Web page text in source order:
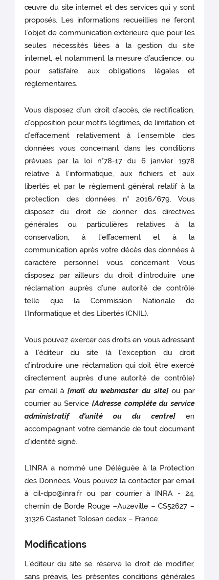
œuvre du site internet et des services qui y sont
proposés. Les informations recueillies ne feront
l’objet de communication extérieure que pour les
seules nécessités liées à la gestion du site
internet, et notamment la mesure d’audience, ou
pour satisfaire aux obligations légales et
réglementaires.
Vous disposez d’un droit d’accès, de rectification,
d’opposition pour motifs légitimes, de limitation et
d’effacement relativement à l’ensemble des
données vous concernant dans les conditions
prévues par la loi n°78-17 du 6 janvier 1978
relative à l’informatique, aux fichiers et aux
libertés et par le règlement général relatif à la
protection des données n° 2016/679. Vous
disposez du droit de donner des directives
générales ou particulières relatives à la
conservation, à l'effacement et à la
communication après votre décès des données à
caractère personnel vous concernant. Vous
disposez par ailleurs du droit d’introduire une
réclamation auprès d’une autorité de contrôle
telle que la Commission Nationale de
l’Informatique et des Libertés (CNIL).
Vous pouvez exercer ces droits en vous adressant
à l’éditeur du site (à l’exception du droit
d’introduire une réclamation qui doit être exercé
directement auprès d’une autorité de contrôle)
par email à[mail du webmaster du site]ou par
courrier au Service [Adresse complète du service
administratif d'unité ou du centre]en
accompagnant votre demande de tout document
d’identité signé.
L’INRA a nommé une Déléguée à la Protection
des Données. Vous pouvez la contacter par email
à cil-dpo@inra.fr ou par courrier à INRA - 24,
chemin de Borde Rouge –Auzeville – CS52627 –
31326 Castanet Tolosan cedex – France.
Modifications
L’éditeur du site se réserve le droit de modifier,
sans préavis, les présentes conditions générales